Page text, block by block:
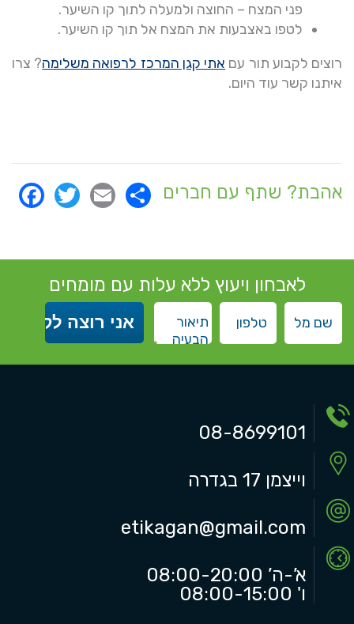
פני המצח – החוצה ולמעלה לתוך קו השיער.
לטפו באצבעות את המצח אל תוך קו השיער.
רוצים לקבוע תור עם אתי קגן המרכז לרפואה משלימה? צרו
איתנו קשר עוד היום.
אהבת? שתף עם חברים EmailShare
לאבחון ויעוץ ללא עלות עם מומחים
08-8699101
וייצמן 17 בגדרה
etikagan@gmail.com
א’-ה’ 08:00-20:00
ו' 08:00-15:00